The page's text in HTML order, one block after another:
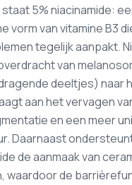
5% niacinamide:
vorm van vitamine B3
tegelijk aanpakt.
van
deeltjes) naar
aan het vervagen
en een meer
Daarnaast
de aanmaak van
waardoor de